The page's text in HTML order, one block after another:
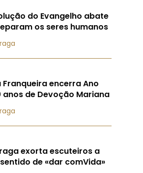
do Evangelho abate
os seres humanos
encerra Ano
de Devoção Mariana
exorta escuteiros a
de «dar comVida»